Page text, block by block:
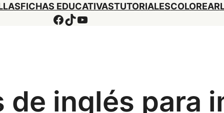
FICHAS EDUCATIVASTUTORIALESCOLOREAR
Facebook
TikTok
YouTube
de inglés para